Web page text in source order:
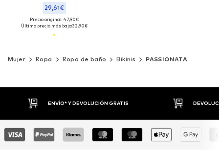
29,61€
Precio original: 47,90€
Último precio más bajo:32,90€
Mujer Ropa Ropa de baño Bikinis PASSIONATA
ENVÍO* Y DEVOLUCIÓN GRATIS